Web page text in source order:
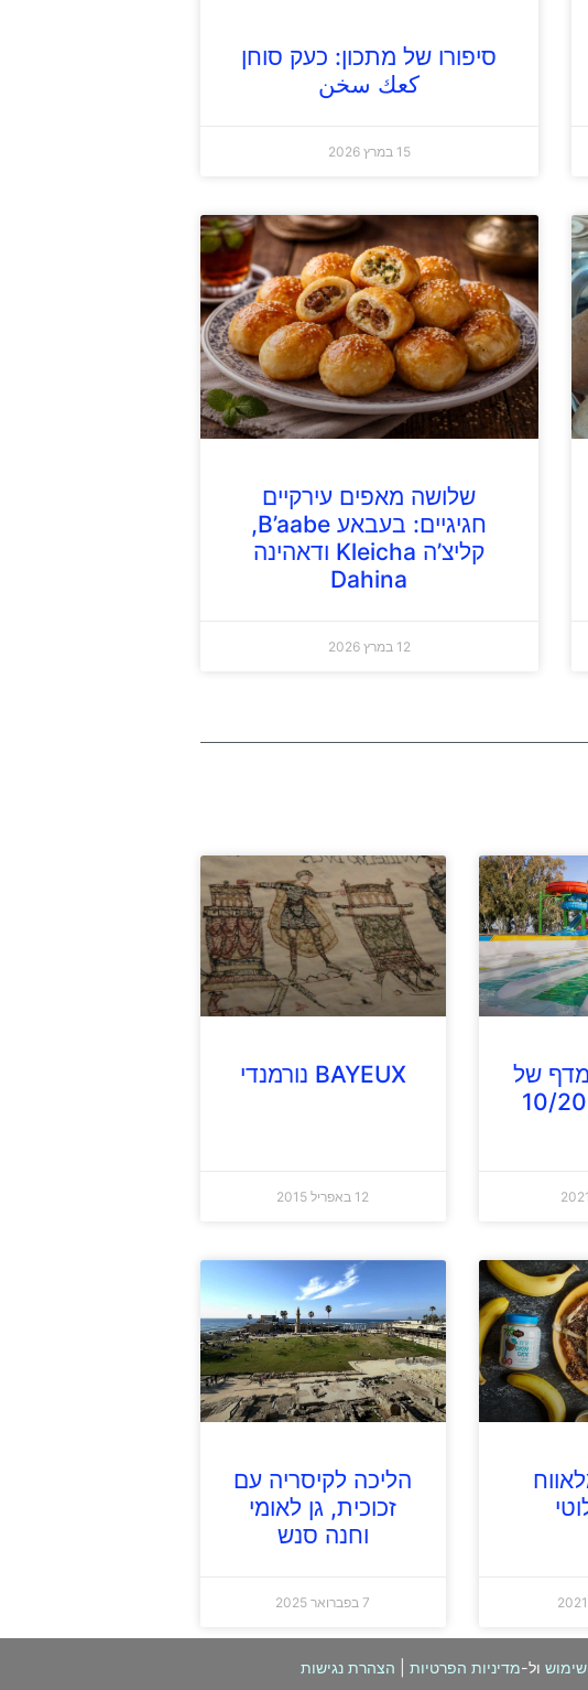
סיפורו של מתכון: כעק סוחן
كعك سخن
15 במרץ 2026
שלושה מאפים עירקיים
חגיגיים: בעבאע B’aabe,
קליצ’ה Kleicha ודאהינה
Dahina
12 במרץ 2026
של
BAYEUX נורמנדי
12 באפריל 2015
הליכה לקיסריה עם
זכוכית, גן לאומי
וחנה סנש
7 בפברואר 2025
ול-מדיניות הפרטיות הצהרת נגישות